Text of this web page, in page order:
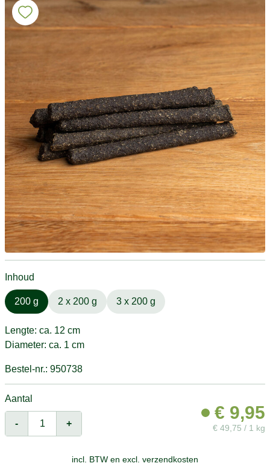
Inhoud
200 g 2 x 200 g 3 x 200 g
Lengte: ca. 12 cm
Diameter: ca. 1 cm
Bestel-nr.: 950738
Aantal
- +
€ 9,95
€ 49,75 / 1 kg
incl. BTW en excl. verzendkosten